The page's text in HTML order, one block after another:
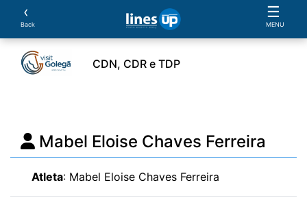
‹
Back
☰
MENU
CDN, CDR e TDP
Mabel Eloise Chaves Ferreira
Atleta: Mabel Eloise Chaves Ferreira